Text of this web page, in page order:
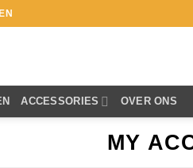
ACCESSORIES OVER ONS
MY